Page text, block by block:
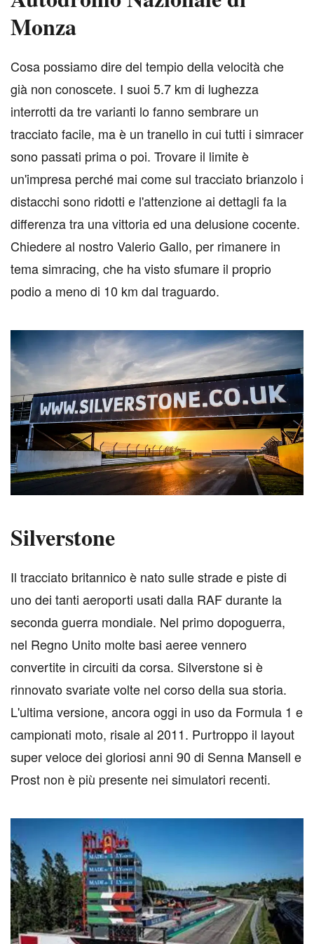
Monza
Cosa possiamo dire del tempio della velocità che
già non conoscete. I suoi 5.7 km di lughezza
interrotti da tre varianti lo fanno sembrare un
tracciato facile, ma è un tranello in cui tutti i simracer
sono passati prima o poi. Trovare il limite è
un'impresa perché mai come sul tracciato brianzolo i
distacchi sono ridotti e l'attenzione ai dettagli fa la
differenza tra una vittoria ed una delusione cocente.
Chiedere al nostro Valerio Gallo, per rimanere in
tema simracing, che ha visto sfumare il proprio
podio a meno di 10 km dal traguardo.
Silverstone
Il tracciato britannico è nato sulle strade e piste di
uno dei tanti aeroporti usati dalla RAF durante la
seconda guerra mondiale. Nel primo dopoguerra,
nel Regno Unito molte basi aeree vennero
convertite in circuiti da corsa. Silverstone si è
rinnovato svariate volte nel corso della sua storia.
L'ultima versione, ancora oggi in uso da Formula 1 e
campionati moto, risale al 2011. Purtroppo il layout
super veloce dei gloriosi anni 90 di Senna Mansell e
Prost non è più presente nei simulatori recenti.